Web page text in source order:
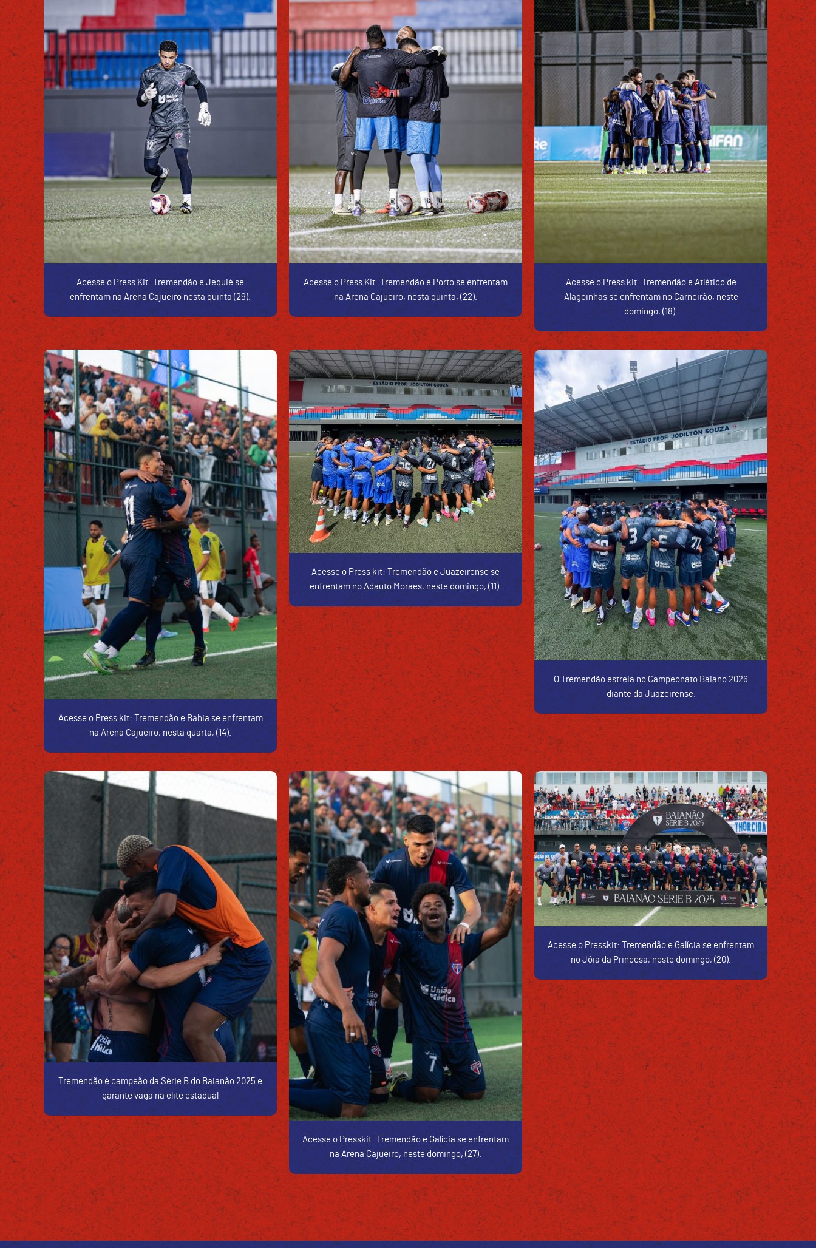
Acesse o Press Kit: Tremendão e Jequié se
enfrentam na Arena Cajueiro nesta quinta (29).
Acesse o Press Kit: Tremendão e Porto se enfrentam
na Arena Cajueiro, nesta quinta, (22).
Acesse o Press kit: Tremendão e Atlético de
Alagoinhas se enfrentam no Carneirão, neste
domingo, (18).
Acesse o Press kit: Tremendão e Bahia se enfrentam
na Arena Cajueiro, nesta quarta, (14).
Acesse o Press kit: Tremendão e Juazeirense se
enfrentam no Adauto Moraes, neste domingo, (11).
O Tremendão estreia no Campeonato Baiano 2026
diante da Juazeirense.
Tremendão é campeão da Série B do Baianão 2025 e
garante vaga na elite estadual
Acesse o Presskit: Tremendão e Galícia se enfrentam
na Arena Cajueiro, neste domingo, (27).
Acesse o Presskit: Tremendão e Galícia se enfrentam
no Jóia da Princesa, neste domingo, (20).